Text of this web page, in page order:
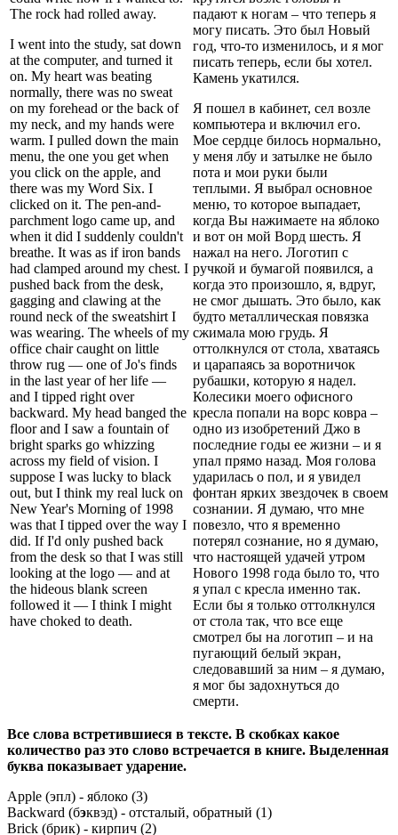
The rock had rolled away.
I went into the study, sat down
at the computer, and turned it
on. My heart was beating
normally, there was no sweat
on my forehead or the back of
my neck, and my hands were
warm. I pulled down the main
menu, the one you get when
you click on the apple, and
there was my Word Six. I
clicked on it. The pen-and-
parchment logo came up, and
when it did I suddenly couldn't
breathe. It was as if iron bands
had clamped around my chest. I
pushed back from the desk,
gagging and clawing at the
round neck of the sweatshirt I
was wearing. The wheels of my
office chair caught on little
throw rug — one of Jo's finds
in the last year of her life —
and I tipped right over
backward. My head banged the
floor and I saw a fountain of
bright sparks go whizzing
across my field of vision. I
suppose I was lucky to black
out, but I think my real luck on
New Year's Morning of 1998
was that I tipped over the way I
did. If I'd only pushed back
from the desk so that I was still
looking at the logo — and at
the hideous blank screen
followed it — I think I might
have choked to death.
падают к ногам – что теперь я
могу писать. Это был Новый
год, что-то изменилось, и я мог
писать теперь, если бы хотел.
Камень укатился.
Я пошел в кабинет, сел возле
компьютера и включил его.
Мое сердце билось нормально,
у меня лбу и затылке не было
пота и мои руки были
теплыми. Я выбрал основное
меню, то которое выпадает,
когда Вы нажимаете на яблоко
и вот он мой Ворд шесть. Я
нажал на него. Логотип с
ручкой и бумагой появился, а
когда это произошло, я, вдруг,
не смог дышать. Это было, как
будто металлическая повязка
сжимала мою грудь. Я
оттолкнулся от стола, хватаясь
и царапаясь за воротничок
рубашки, которую я надел.
Колесики моего офисного
кресла попали на ворс ковра –
одно из изобретений Джо в
последние годы ее жизни – и я
упал прямо назад. Моя голова
ударилась о пол, и я увидел
фонтан ярких звездочек в своем
сознании. Я думаю, что мне
повезло, что я временно
потерял сознание, но я думаю,
что настоящей удачей утром
Нового 1998 года было то, что
я упал с кресла именно так.
Если бы я только оттолкнулся
от стола так, что все еще
смотрел бы на логотип – и на
пугающий белый экран,
следовавший за ним – я думаю,
я мог бы задохнуться до
смерти.
Все слова встретившиеся в тексте. В скобках какое
количество раз это слово встречается в книге. Выделенная
буква показывает ударение.
Apple (эпл) - яблоко (3)
Backward (бэквэд) - отсталый, обратный (1)
Brick (брик) - кирпич (2)